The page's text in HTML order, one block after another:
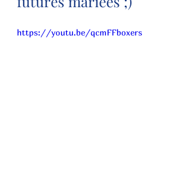
https://youtu.be/qcmFFboxers